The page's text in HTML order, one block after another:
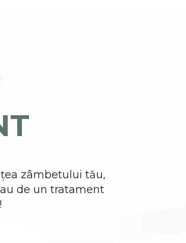
zâmbetului tău,
de un tratament